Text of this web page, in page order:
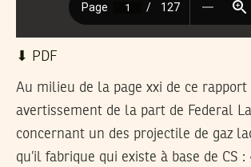
⬇︎ PDF
Au milieu de la page xxi de ce
avertissement de la part de Federal
concernant un des projectile de gaz
qu’il fabrique qui existe à base de CS :